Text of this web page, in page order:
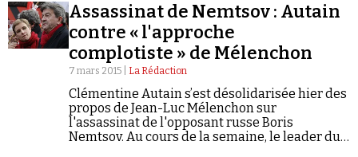
Émissions
Revues de presse
Assassinat de Nemtsov : Autain
contre « l'approche
complotiste » de Mélenchon
7 mars 2015 | La Rédaction
Clémentine Autain s’est désolidarisée hier des
propos de Jean-Luc Mélenchon sur
l'assassinat de l'opposant russe Boris
Nemtsov. Au cours de la semaine, le leader du